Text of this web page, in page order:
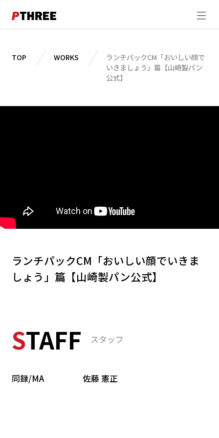
WORKS
STUDIO
MEMBER
RECRUIT
TOP WORKS
ランチパックCM「おいしい顔で
いきましょう」篇【山崎製パン
公式】
ランチパックCM「おいしい顔でいきま
しょう」篇【山崎製パン公式】
STAFF スタッフ
同録/MA 佐藤 憲正